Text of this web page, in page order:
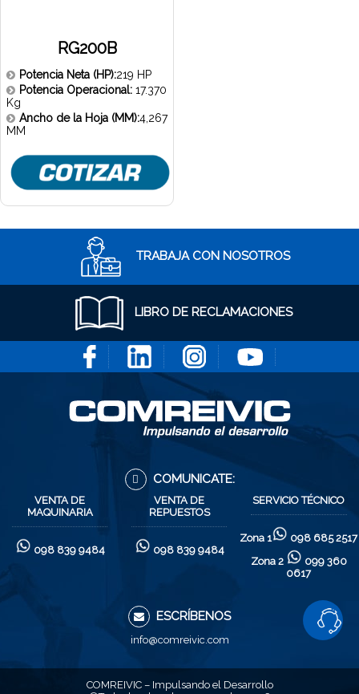
RG200B
Potencia Neta (HP):219 HP
Potencia Operacional: 17.370
Kg
Ancho de la Hoja (MM):4,267
MM
TRABAJA CON NOSOTROS
LIBRO DE RECLAMACIONES
COMUNICATE:
VENTA DE
MAQUINARIA
098 839 9484
VENTA DE
REPUESTOS
098 839 9484
SERVICIO TÉCNICO
Zona 1
098 685 2517
Zona 2
099 360
0617
ESCRÍBENOS
info@comreivic.com
COMREIVIC – Impulsando el Desarrollo